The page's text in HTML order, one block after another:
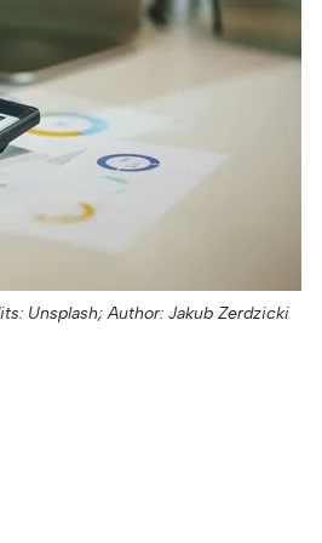
Unsplash; Author: Jakub Zerdzicki;